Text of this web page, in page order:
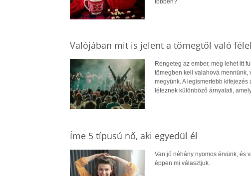
többen?
Valójában mit is jelent a tömegtől való
Rengeteg az ember, meg lehet itt
tömegben kell valahová
megyünk. A legismertebb
léteznek különböző árnyalati,
Íme 5 típusú nő, aki egyedül él
Van jó néhány nyomos érvünk, és
éppen mi választjuk.